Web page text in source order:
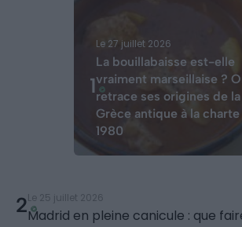
1
Le 27 juillet 2026
La bouillabaisse est-elle
vraiment marseillaise ?
retrace ses origines de la
Grèce antique à la charte
1980
2Le 25 juillet 2026
Madrid en pleine canicule : que